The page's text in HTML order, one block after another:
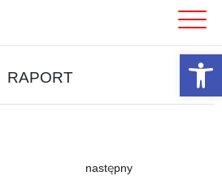
RAPORT
następny